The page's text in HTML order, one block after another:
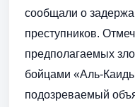
сообщали о
преступников.
предполагаемых
бойцами «Аль-
подозреваемый